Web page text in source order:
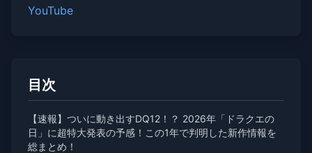
YouTube
目次
【速報】ついに動き出すDQ12！？ 2026年「ドラクエの
日」に超特大発表の予感！この1年で判明した新作情報を
総まとめ！